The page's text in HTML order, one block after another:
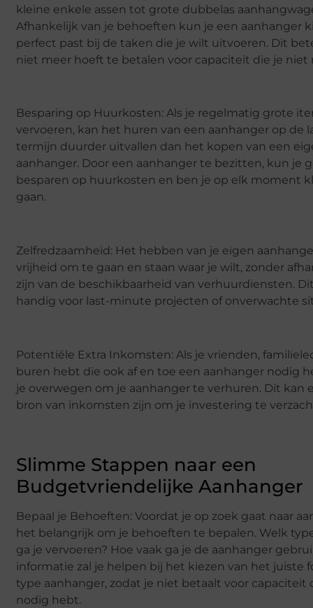
kleine enkele assen tot grote dubbelas
Afhankelijk van je behoeften kun je een aanhanger
perfect past bij de taken die je wilt uitvoeren. Dit
niet meer hoeft te betalen voor capaciteit die je niet
Besparing op Huurkosten: Als je regelmatig grote
vervoeren, kan het huren van een aanhanger op de
termijn duurder uitvallen dan het kopen van een
aanhanger. Door een aanhanger te bezitten, kun je
besparen op huurkosten en ben je op elk moment
gaan.
Zelfredzaamheid: Het hebben van je eigen
vrijheid om te gaan en staan waar je wilt, zonder
zijn van de beschikbaarheid van verhuurdiensten.
handig voor last-minute projecten of onverwachte
Potentiële Extra Inkomsten: Als je vrienden,
buren hebt die ook af en toe een aanhanger nodig
je overwegen om je aanhanger te verhuren. Dit kan
bron van inkomsten zijn om je investering te
Slimme Stappen naar een
Budgetvriendelijke Aanhanger
Bepaal je Behoeften: Voordat je op zoek gaat naar
het belangrijk om je behoeften te bepalen. Welk
ga je vervoeren? Hoe vaak ga je de aanhanger
informatie zal je helpen bij het kiezen van het juiste
type aanhanger, zodat je niet betaalt voor capaciteit
nodig hebt.